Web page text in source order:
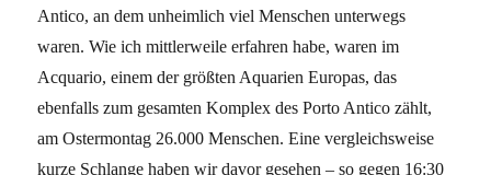
Antico, an dem unheimlich viel Menschen unterwegs
waren. Wie ich mittlerweile erfahren habe, waren im
Acquario, einem der größten Aquarien Europas, das
ebenfalls zum gesamten Komplex des Porto Antico zählt,
am Ostermontag 26.000 Menschen. Eine vergleichsweise
kurze Schlange haben wir davor gesehen – so gegen 16:30